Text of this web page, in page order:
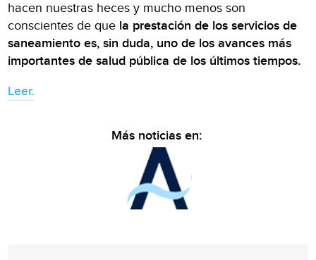
hacen nuestras heces y mucho menos son
conscientes de que la prestación de los servicios de
saneamiento es, sin duda, uno de los avances más
importantes de salud pública de los últimos tiempos.
Leer.
Más noticias en: